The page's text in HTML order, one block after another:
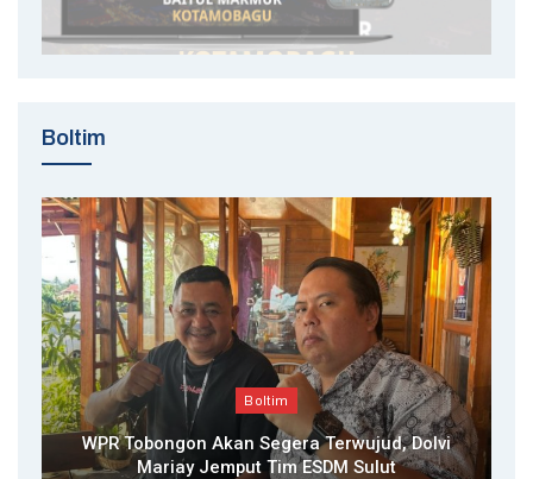
Boltim
Boltim
WPR Tobongon Akan Segera Terwujud, Dolvi
Mariay Jemput Tim ESDM Sulut